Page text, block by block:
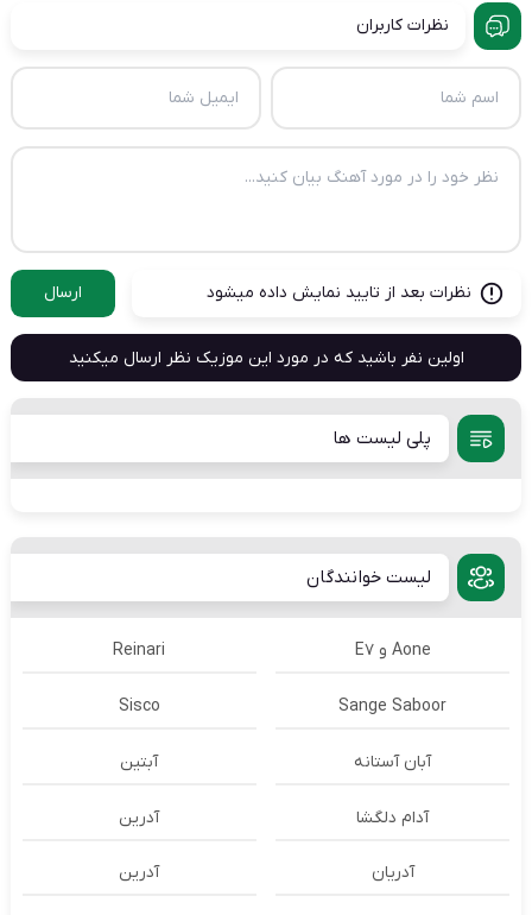
نظرات کاربران
نظرات بعد از تایید نمایش داده میشود ارسال
اولین نفر باشید که در مورد این موزیک نظر ارسال میکنید
پلی لیست ها
لیست خوانندگان
Aone و E7 Reinari
Sange Saboor
Sisco
آبان آستانه آبتین
آدام دلگشا آدرين
آدریان آدرین